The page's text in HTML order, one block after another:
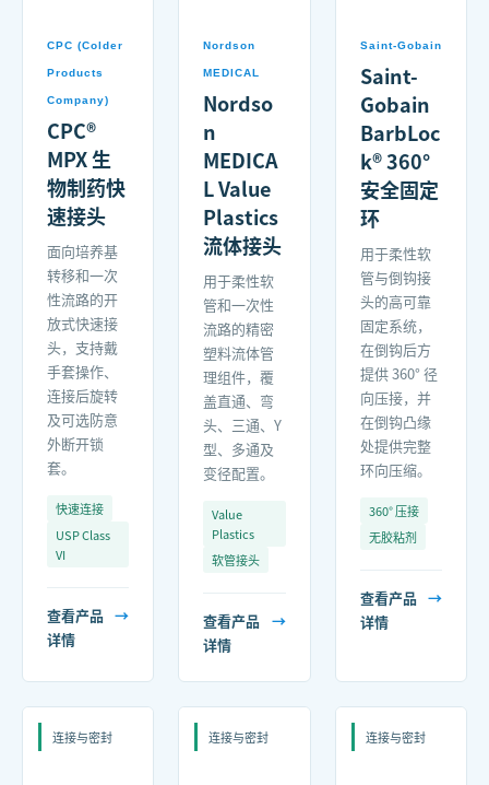
CPC (Colder
Products
Company)
CPC®
MPX 生
物制药快
速接头
面向培养基
转移和一次
性流路的开
放式快速接
头，支持戴
手套操作、
连接后旋转
及可选防意
外断开锁
套。
快速连接
USP Class
VI
查看产品
详情
→
Nordson
MEDICAL
Nordso
n
MEDICA
L Value
Plastics
流体接头
用于柔性软
管和一次性
流路的精密
塑料流体管
理组件，覆
盖直通、弯
头、三通、Y
型、多通及
变径配置。
Value
Plastics
软管接头
查看产品
详情
→
Saint-Gobain
Saint-
Gobain
BarbLoc
k® 360°
安全固定
环
用于柔性软
管与倒钩接
头的高可靠
固定系统，
在倒钩后方
提供 360° 径
向压接，并
在倒钩凸缘
处提供完整
环向压缩。
360° 压接
无胶粘剂
查看产品
详情
→
连接与密封 连接与密封 连接与密封